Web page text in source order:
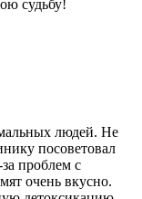
судьбу!
людей. Не
посоветовал
проблем с
очень вкусно.